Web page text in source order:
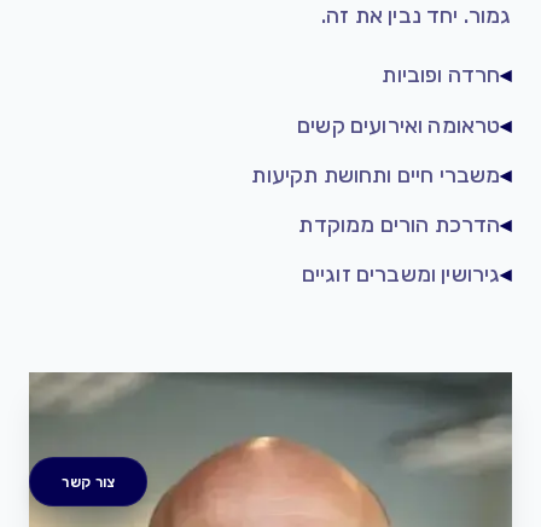
גמור. יחד נבין את זה.
◂חרדה ופוביות
◂טראומה ואירועים קשים
◂משברי חיים ותחושת תקיעות
◂הדרכת הורים ממוקדת
◂גירושין ומשברים זוגיים
צור קשר